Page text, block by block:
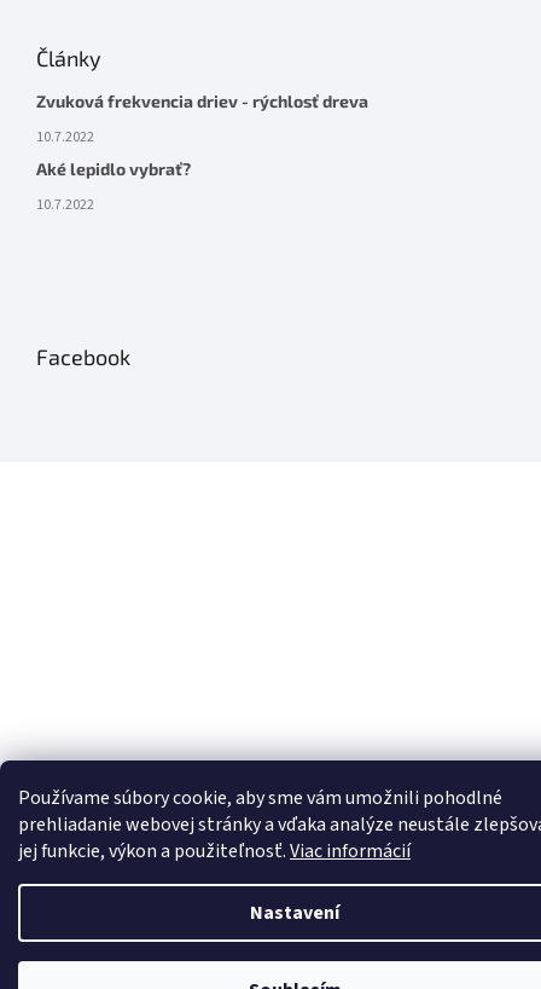
Používame súbory cookie, aby sme vám umožnili pohodlné
prehliadanie webovej stránky a vďaka analýze neustále
jej funkcie, výkon a použiteľnosť.Viac informácií
Nastavení
Články
Zvuková frekvencia driev - rýchlosť dreva
10.7.2022
Aké lepidlo vybrať?
10.7.2022
Facebook